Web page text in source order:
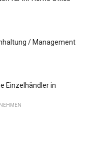
/ Management
Einzelhändler in